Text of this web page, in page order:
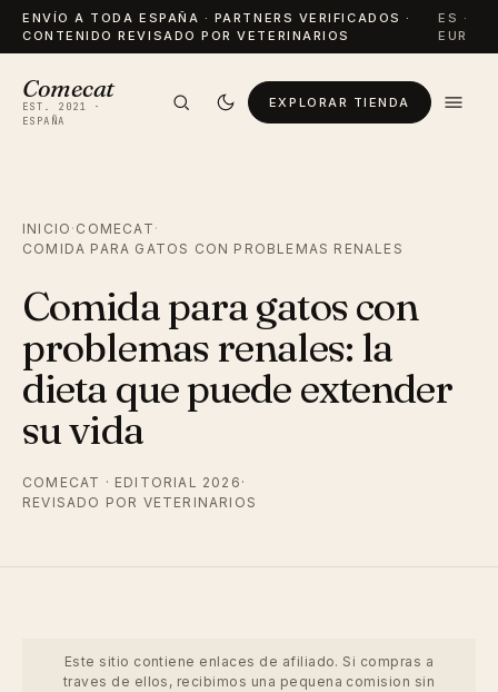
ENVÍO A TODA ESPAÑA · PARTNERS VERIFICADOS ·
CONTENIDO REVISADO POR VETERINARIOS
ES ·
EUR
Comecat
EST. 2021 ·
ESPAÑA
EXPLORAR TIENDA
INICIO · COMECAT ·
COMIDA PARA GATOS CON PROBLEMAS RENALES
Comida para gatos con
problemas renales: la
dieta que puede extender
su vida
COMECAT · EDITORIAL 2026 ·
REVISADO POR VETERINARIOS
Este sitio contiene enlaces de afiliado. Si compras a
traves de ellos, recibimos una pequena comision sin